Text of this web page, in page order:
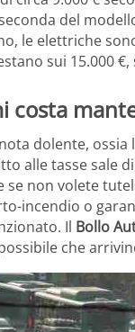
del
le elettriche
sui 15.000
costa
dolente,
alle tasse sale
se non volete
incendio o
Il Bollo
che